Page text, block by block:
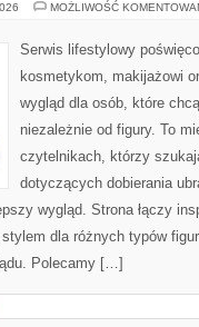
MOŻLIWOŚĆ
Serwis lifestylowy
kosmetykom, makijażowi
wygląd dla osób, które
niezależnie od figury. To
czytelnikach, którzy
dotyczących dobierania
wygląd. Strona łączy
dla różnych typów
Polecamy […]